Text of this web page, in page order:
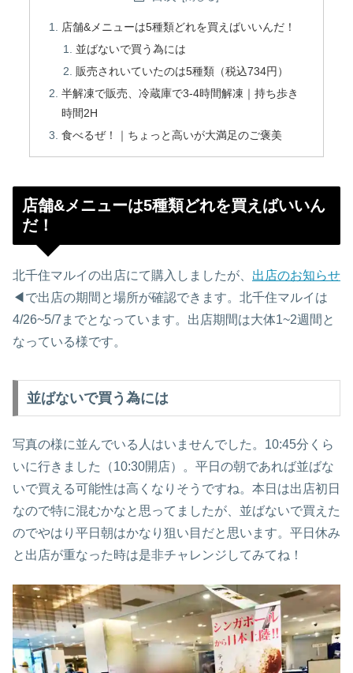
店舗&メニューは5種類どれを買えばいいんだ！
並ばないで買う為には
販売されいていたのは5種類（税込734円）
半解凍で販売、冷蔵庫で3-4時間解凍｜持ち歩き
時間2H
食べるぜ！｜ちょっと高いが大満足のご褒美
店舗&メニューは5種類どれを買えばいいん
だ！
北千住マルイの出店にて購入しましたが、 出店のお知らせ
◀︎で出店の期間と場所が確認できます。北千住マルイは
4/26~5/7までとなっています。出店期間は大体1~2週間と
なっている様です。
並ばないで買う為には
写真の様に並んでいる人はいませんでした。10:45分くら
いに行きました（10:30開店）。平日の朝であれば並ばな
いで買える可能性は高くなりそうですね。本日は出店初日
なので特に混むかなと思ってましたが、並ばないで買えた
のでやはり平日朝はかなり狙い目だと思います。平日休み
と出店が重なった時は是非チャレンジしてみてね！